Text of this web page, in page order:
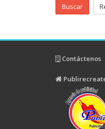
Buscar
Contáctenos